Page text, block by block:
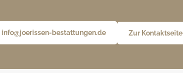
info@joerissen-bestattungen.de Zur Kontaktseite